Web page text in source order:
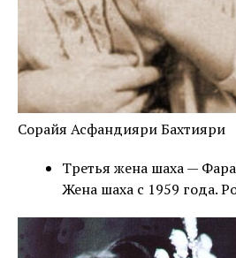
Сорайя Асфандияри Бахтияри
Третья жена шаха —
Жена шаха с 1959 года.